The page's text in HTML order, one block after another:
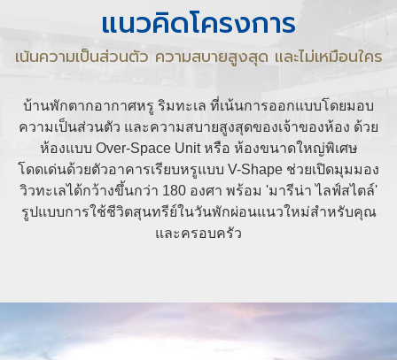
แนวคิดโครงการ
เน้นความเป็นส่วนตัว ความสบายสูงสุด และไม่เหมือนใคร
บ้านพักตากอากาศหรู ริมทะเล ที่เน้นการออกแบบโดยมอบ
ความเป็นส่วนตัว และความสบายสูงสุดของเจ้าของห้อง ด้วย
ห้องแบบ Over-Space Unit หรือ ห้องขนาดใหญ่พิเศษ
โดดเด่นด้วยตัวอาคารเรียบหรูแบบ V-Shape ช่วยเปิดมุมมอง
วิวทะเลได้กว้างขึ้นกว่า 180 องศา พร้อม 'มารีน่า ไลฟ์สไตล์'
รูปแบบการใช้ชีวิตสุนทรีย์ในวันพักผ่อนแนวใหม่สำหรับคุณ
และครอบครัว